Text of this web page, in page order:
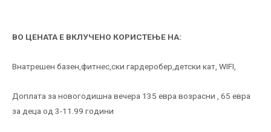
ВО ЦЕНАТА Е ВКЛУЧЕНО КОРИСТЕЊЕ НА:
Внатрешен базен,фитнес,ски гардеробер,детски кат, WIFI,
Доплата за новогодишна вечера 135 евра возрасни , 65 евра
за деца од 3-11.99 години